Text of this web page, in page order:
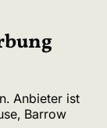
Anbieter ist
Barrow